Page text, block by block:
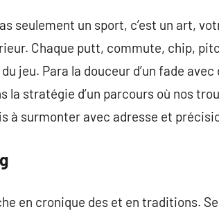
seulement un sport, c’est un art,
Chaque putt, commute, chip,
jeu. Para la douceur d’un fade
la stratégie d’un parcours où nos
à surmonter avec adresse et
en cronique des et en traditions.